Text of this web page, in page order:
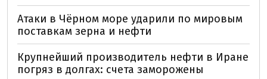
Атаки в Чёрном море ударили по мировым
поставкам зерна и нефти
Крупнейший производитель нефти в Иране
погряз в долгах: счета заморожены